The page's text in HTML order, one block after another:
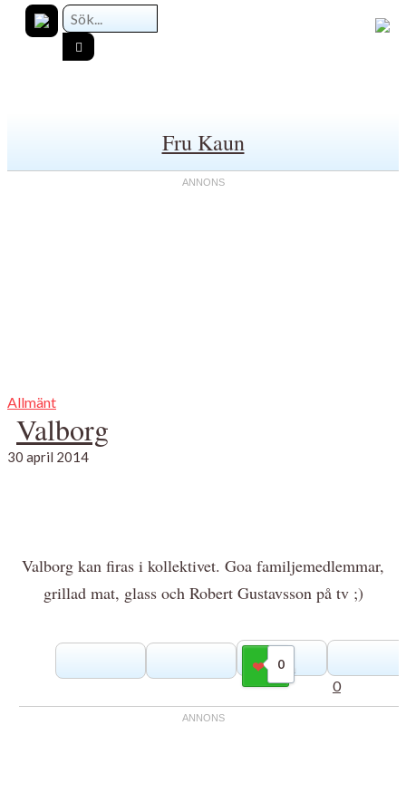
Fru Kaun
Allmänt
Valborg
30 april 2014
Valborg kan firas i kollektivet. Goa familjemedlemmar,
grillad mat, glass och Robert Gustavsson på tv ;)
0
Gilla
0